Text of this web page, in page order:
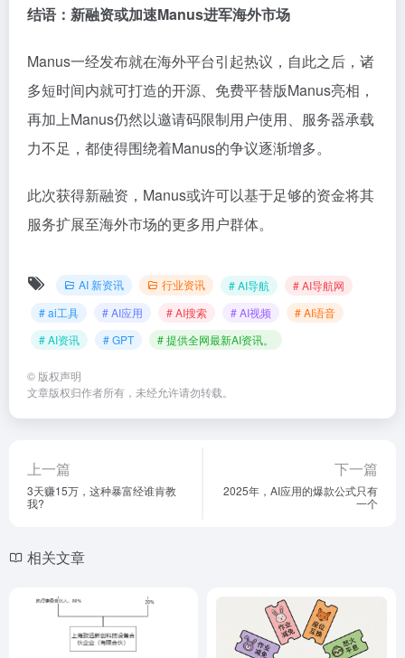
结语：新融资或加速Manus进军海外市场
Manus一经发布就在海外平台引起热议，自此之后，诸
多短时间内就可打造的开源、免费平替版Manus亮相，
再加上Manus仍然以邀请码限制用户使用、服务器承载
力不足，都使得围绕着Manus的争议逐渐增多。
此次获得新融资，Manus或许可以基于足够的资金将其
服务扩展至海外市场的更多用户群体。
AI 新资讯 行业资讯 # AI导航
# AI导航网
# ai工具
# AI应用 # AI搜索 # AI视频
# AI语音
# AI资讯
# GPT # 提供全网最新AI资讯。
© 版权声明
文章版权归作者所有，未经允许请勿转载。
上一篇
3天赚15万，这种暴富经谁肯教
我?
下一篇
2025年，AI应用的爆款公式只有
一个
相关文章